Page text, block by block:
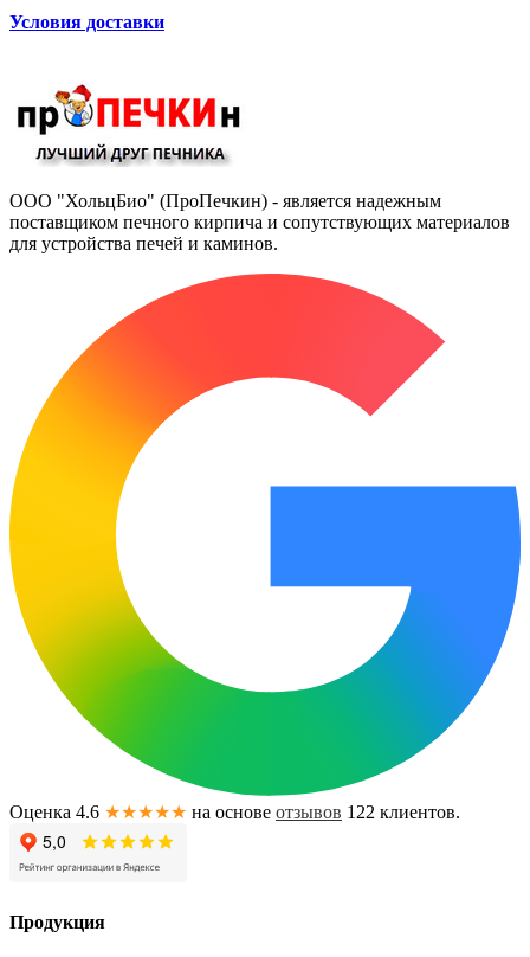
Условия доставки
ООО "ХольцБио" (ПроПечкин) - является надежным
поставщиком печного кирпича и сопутствующих материалов
для устройства печей и каминов.
Оценка 4.6 ★★★★★ на основе отзывов 122 клиентов.
Продукция